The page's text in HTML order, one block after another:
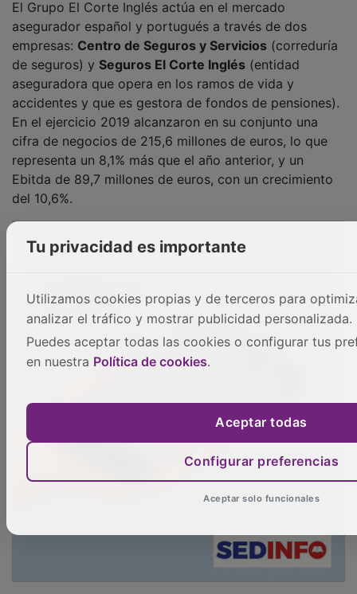
asegurador español y portugués a través de dos
empresas:Centro de Seguros y Servicios(correduría
de seguros) ySeguros El Corte Inglés(entidad
aseguradora que opera en los ramos de vida y
accidentes y que es gestora de fondos de pensiones).
En el ejercicio 2019 alcanzaron en su conjunto una
cifra de negocios de 215,6 millones de euros, lo que
representa un 8,1% más que el año anterior, y un
Ebitda de 89,7 millones de euros, con un crecimiento
del 10,6%.
PUBLICIDAD
Tu privacidad es importante
Utilizamos cookies propias y de terceros para
analizar el tráfico y mostrar publicidad personalizada.
Puedes aceptar todas las cookies o configurar tus
en nuestra Política de cookies.
Aceptar todas
Configurar preferencias
Aceptar solo funcionales